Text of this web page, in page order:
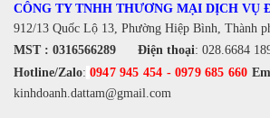
CÔNG TY TNHH THƯƠNG MẠI DỊCH VỤ
912/13 Quốc Lộ 13, Phường Hiệp Bình, Thành
MST : 0316566289 Điện thoại: 028.6684
Hotline/Zalo: 0947 945 454 -0979 685 660
kinhdoanh.dattam@gmail.com